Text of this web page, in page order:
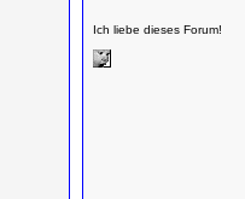
Ich liebe dieses Forum!